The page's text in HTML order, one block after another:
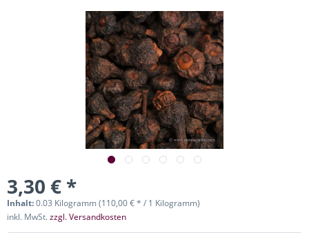
3,30 € *
Inhalt:0.03 Kilogramm (110,00 € * / 1 Kilogramm)
inkl. MwSt.zzgl. Versandkosten